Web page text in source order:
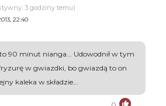
3 godziny temu)
22:40
to 90 minut nianga... Udowodnił w tym
w gwiazdki, bo gwiazdą to on
kaleka w składzie...